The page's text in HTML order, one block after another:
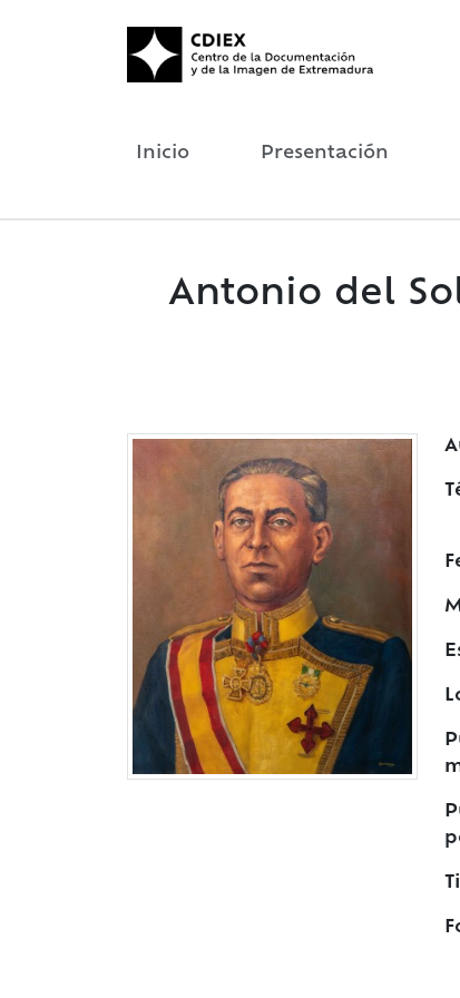
Inicio Presentación
Antonio del